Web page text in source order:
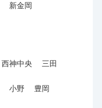
新金岡
西神中央 三田
小野 豊岡